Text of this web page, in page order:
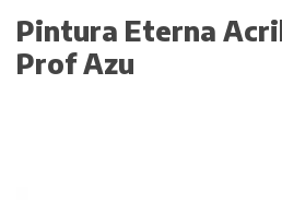
Pintura Eterna
Prof Azu